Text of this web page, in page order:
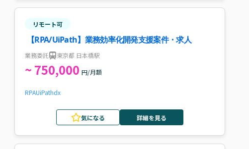
リモート可
【RPA/UiPath】業務効率化開発支援案件・求人
業務委託 東京都 日本橋駅
~ 750,000 円/月額
RPAUiPathdx
気になる 詳細を見る